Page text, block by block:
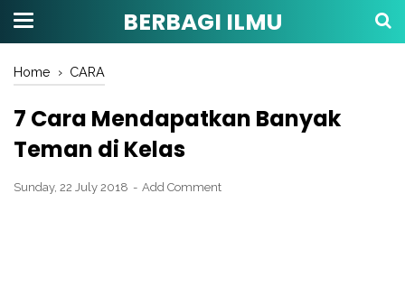
BERBAGI ILMU
Home › CARA
7 Cara Mendapatkan Banyak
Teman di Kelas
Sunday, 22 July 2018 Add Comment